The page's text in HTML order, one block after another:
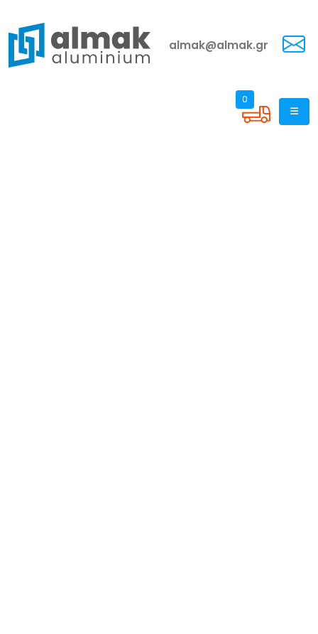
almak@almak.gr
0